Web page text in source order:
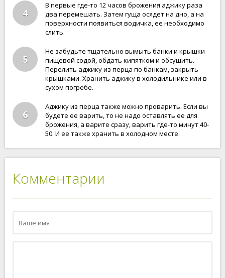
4
В первые где-то 12 часов брожения аджику раза
два перемешать. Затем гуща осядет на дно, а на
поверхности появиться водичка, ее необходимо
слить.
5
Не забудьте тщательно вымыть банки и крышки
пищевой содой, обдать кипятком и обсушить.
Перелить аджику из перца по банкам, закрыть
крышками. Хранить аджику в холодильнике или в
сухом погребе.
6
Аджику из перца также можно проварить. Если вы
будете ее варить, то не надо оставлять ее для
брожения, а варите сразу, варить где-то минут 40-
50. И ее также хранить в холодном месте.
Комментарии